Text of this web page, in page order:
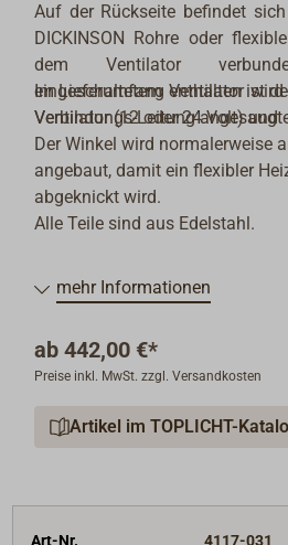
Auf der Rückseite befindet
DICKINSON Rohre oder
dem Ventilator
eingeschaltetem Ventilator
Verbindungs-Leitung
Im Lieferumfang enthalten ist
Ventilator (12 oder 24 Volt) und
Der Winkel wird normalerweise
angebaut, damit ein flexibler
abgeknickt wird.
Alle Teile sind aus Edelstahl.
mehr Informationen
ab 442,00 €*
Preise inkl. MwSt. zzgl. Versandkosten
Artikel im TOPLICHT-
Art-Nr.
4117-031